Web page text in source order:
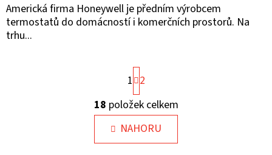
Americká firma Honeywell je předním výrobcem
termostatů do domácností i komerčních prostorů. Na
trhu...
O
V
L
S
T
R
Á
N
K
O
1 2
18 položek celkem
NAHORU